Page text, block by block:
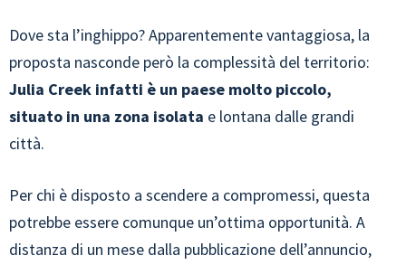
Dove sta l’inghippo? Apparentemente vantaggiosa, la
proposta nasconde però la complessità del territorio:
Julia Creek infatti è un paese molto piccolo,
situato in una zona isolata e lontana dalle grandi
città.
Per chi è disposto a scendere a compromessi, questa
potrebbe essere comunque un’ottima opportunità. A
distanza di un mese dalla pubblicazione dell’annuncio,